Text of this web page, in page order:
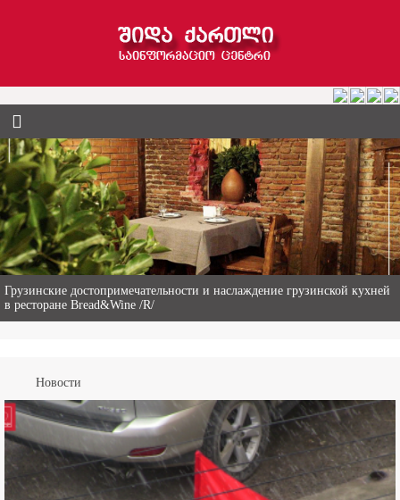
Гиви Абалаки – 86-летний фермер из Горийского муниципалитета